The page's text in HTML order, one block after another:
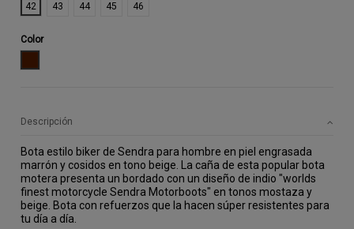
42
43 44 45 46
Color
Descripción
Bota estilo biker de Sendra para hombre en piel engrasada
marrón y cosidos en tono beige. La caña de esta popular bota
motera presenta un bordado con un diseño de indio "worlds
finest motorcycle Sendra Motorboots" en tonos mostaza y
beige. Bota con refuerzos que la hacen súper resistentes para
tu día a día.